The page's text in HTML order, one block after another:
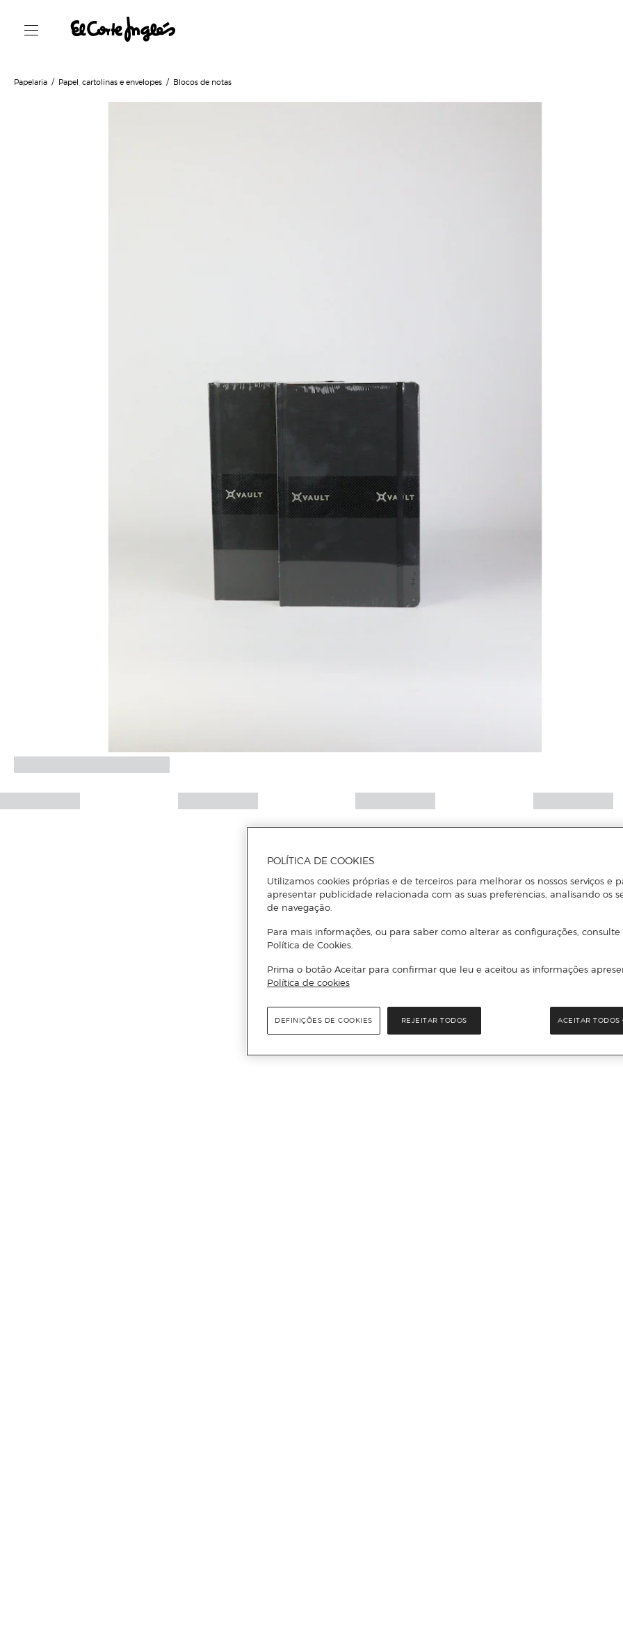
Papelaria Papel, cartolinas e envelopes Blocos de notas
POLÍTICA DE COOKIES
Utilizamos cookies próprias e de terceiros para melhorar os nossos serviços e
apresentar publicidade relacionada com as suas preferências, analisando os
de navegação.
Para mais informações, ou para saber como alterar as configurações, consulte
Política de Cookies.
Prima o botão Aceitar para confirmar que leu e aceitou as informações
Política de cookies
REJEITAR TODOS ACEITAR TODOS
DEFINIÇÕES DE COOKIES